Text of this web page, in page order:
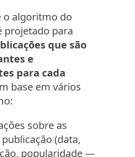
o algoritmo do
projetado para
que são
e
para cada
base em vários
sobre as
(data,
popularidade —